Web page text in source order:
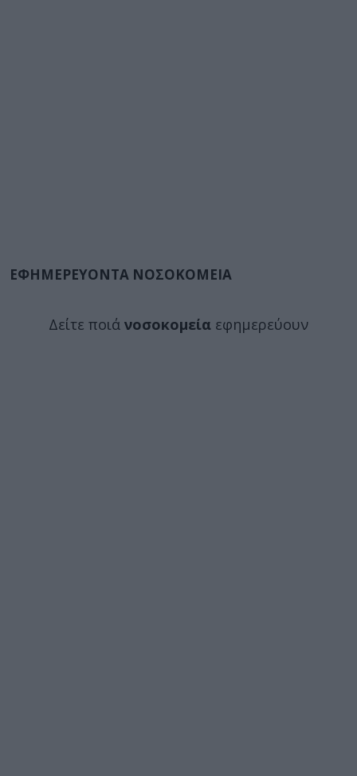
ΕΦΗΜΕΡΕΥΟΝΤΑ ΝΟΣΟΚΟΜΕΙΑ
Δείτε ποιά νοσοκομεία εφημερεύουν